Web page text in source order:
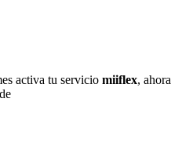
activa tu servicio miiflex, ahora